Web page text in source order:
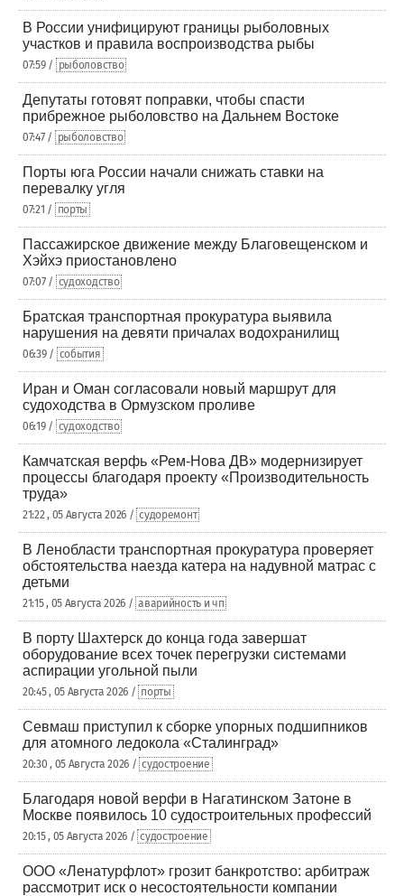
В России унифицируют границы рыболовных
участков и правила воспроизводства рыбы
07:59 / рыболовство
Депутаты готовят поправки, чтобы спасти
прибрежное рыболовство на Дальнем Востоке
07:47 / рыболовство
Порты юга России начали снижать ставки на
перевалку угля
07:21 / порты
Пассажирское движение между Благовещенском и
Хэйхэ приостановлено
07:07 / судоходство
Братская транспортная прокуратура выявила
нарушения на девяти причалах водохранилищ
06:39 / события
Иран и Оман согласовали новый маршрут для
судоходства в Ормузском проливе
06:19 / судоходство
Камчатская верфь «Рем-Нова ДВ» модернизирует
процессы благодаря проекту «Производительность
труда»
21:22 , 05 Августа 2026 / судоремонт
В Ленобласти транспортная прокуратура проверяет
обстоятельства наезда катера на надувной матрас с
детьми
21:15 , 05 Августа 2026 / аварийность и чп
В порту Шахтерск до конца года завершат
оборудование всех точек перегрузки системами
аспирации угольной пыли
20:45 , 05 Августа 2026 / порты
Севмаш приступил к сборке упорных подшипников
для атомного ледокола «Сталинград»
20:30 , 05 Августа 2026 / судостроение
Благодаря новой верфи в Нагатинском Затоне в
Москве появилось 10 судостроительных профессий
20:15 , 05 Августа 2026 / судостроение
ООО «Ленатурфлот» грозит банкротство: арбитраж
рассмотрит иск о несостоятельности компании